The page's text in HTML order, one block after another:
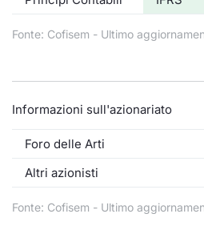
Fonte: Cofisem - Ultimo
Informazioni sull'azionariato
Foro delle Arti
Altri azionisti
Fonte: Cofisem - Ultimo